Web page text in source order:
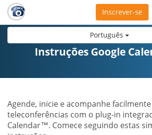
Português
Inscrever-se
Instruções Google
Agende, inicie e acompanhe facilmente
teleconferências com o plug-in
Calendar™. Comece seguindo estas